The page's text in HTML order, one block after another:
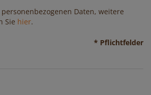
Daten, weitere
Sie hier.
* Pflichtfelder